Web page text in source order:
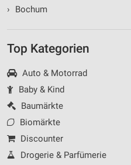
›
Bochum
Top Kategorien
Auto & Motorrad
Baby & Kind
Baumärkte
Biomärkte
Discounter
Drogerie & Parfümerie